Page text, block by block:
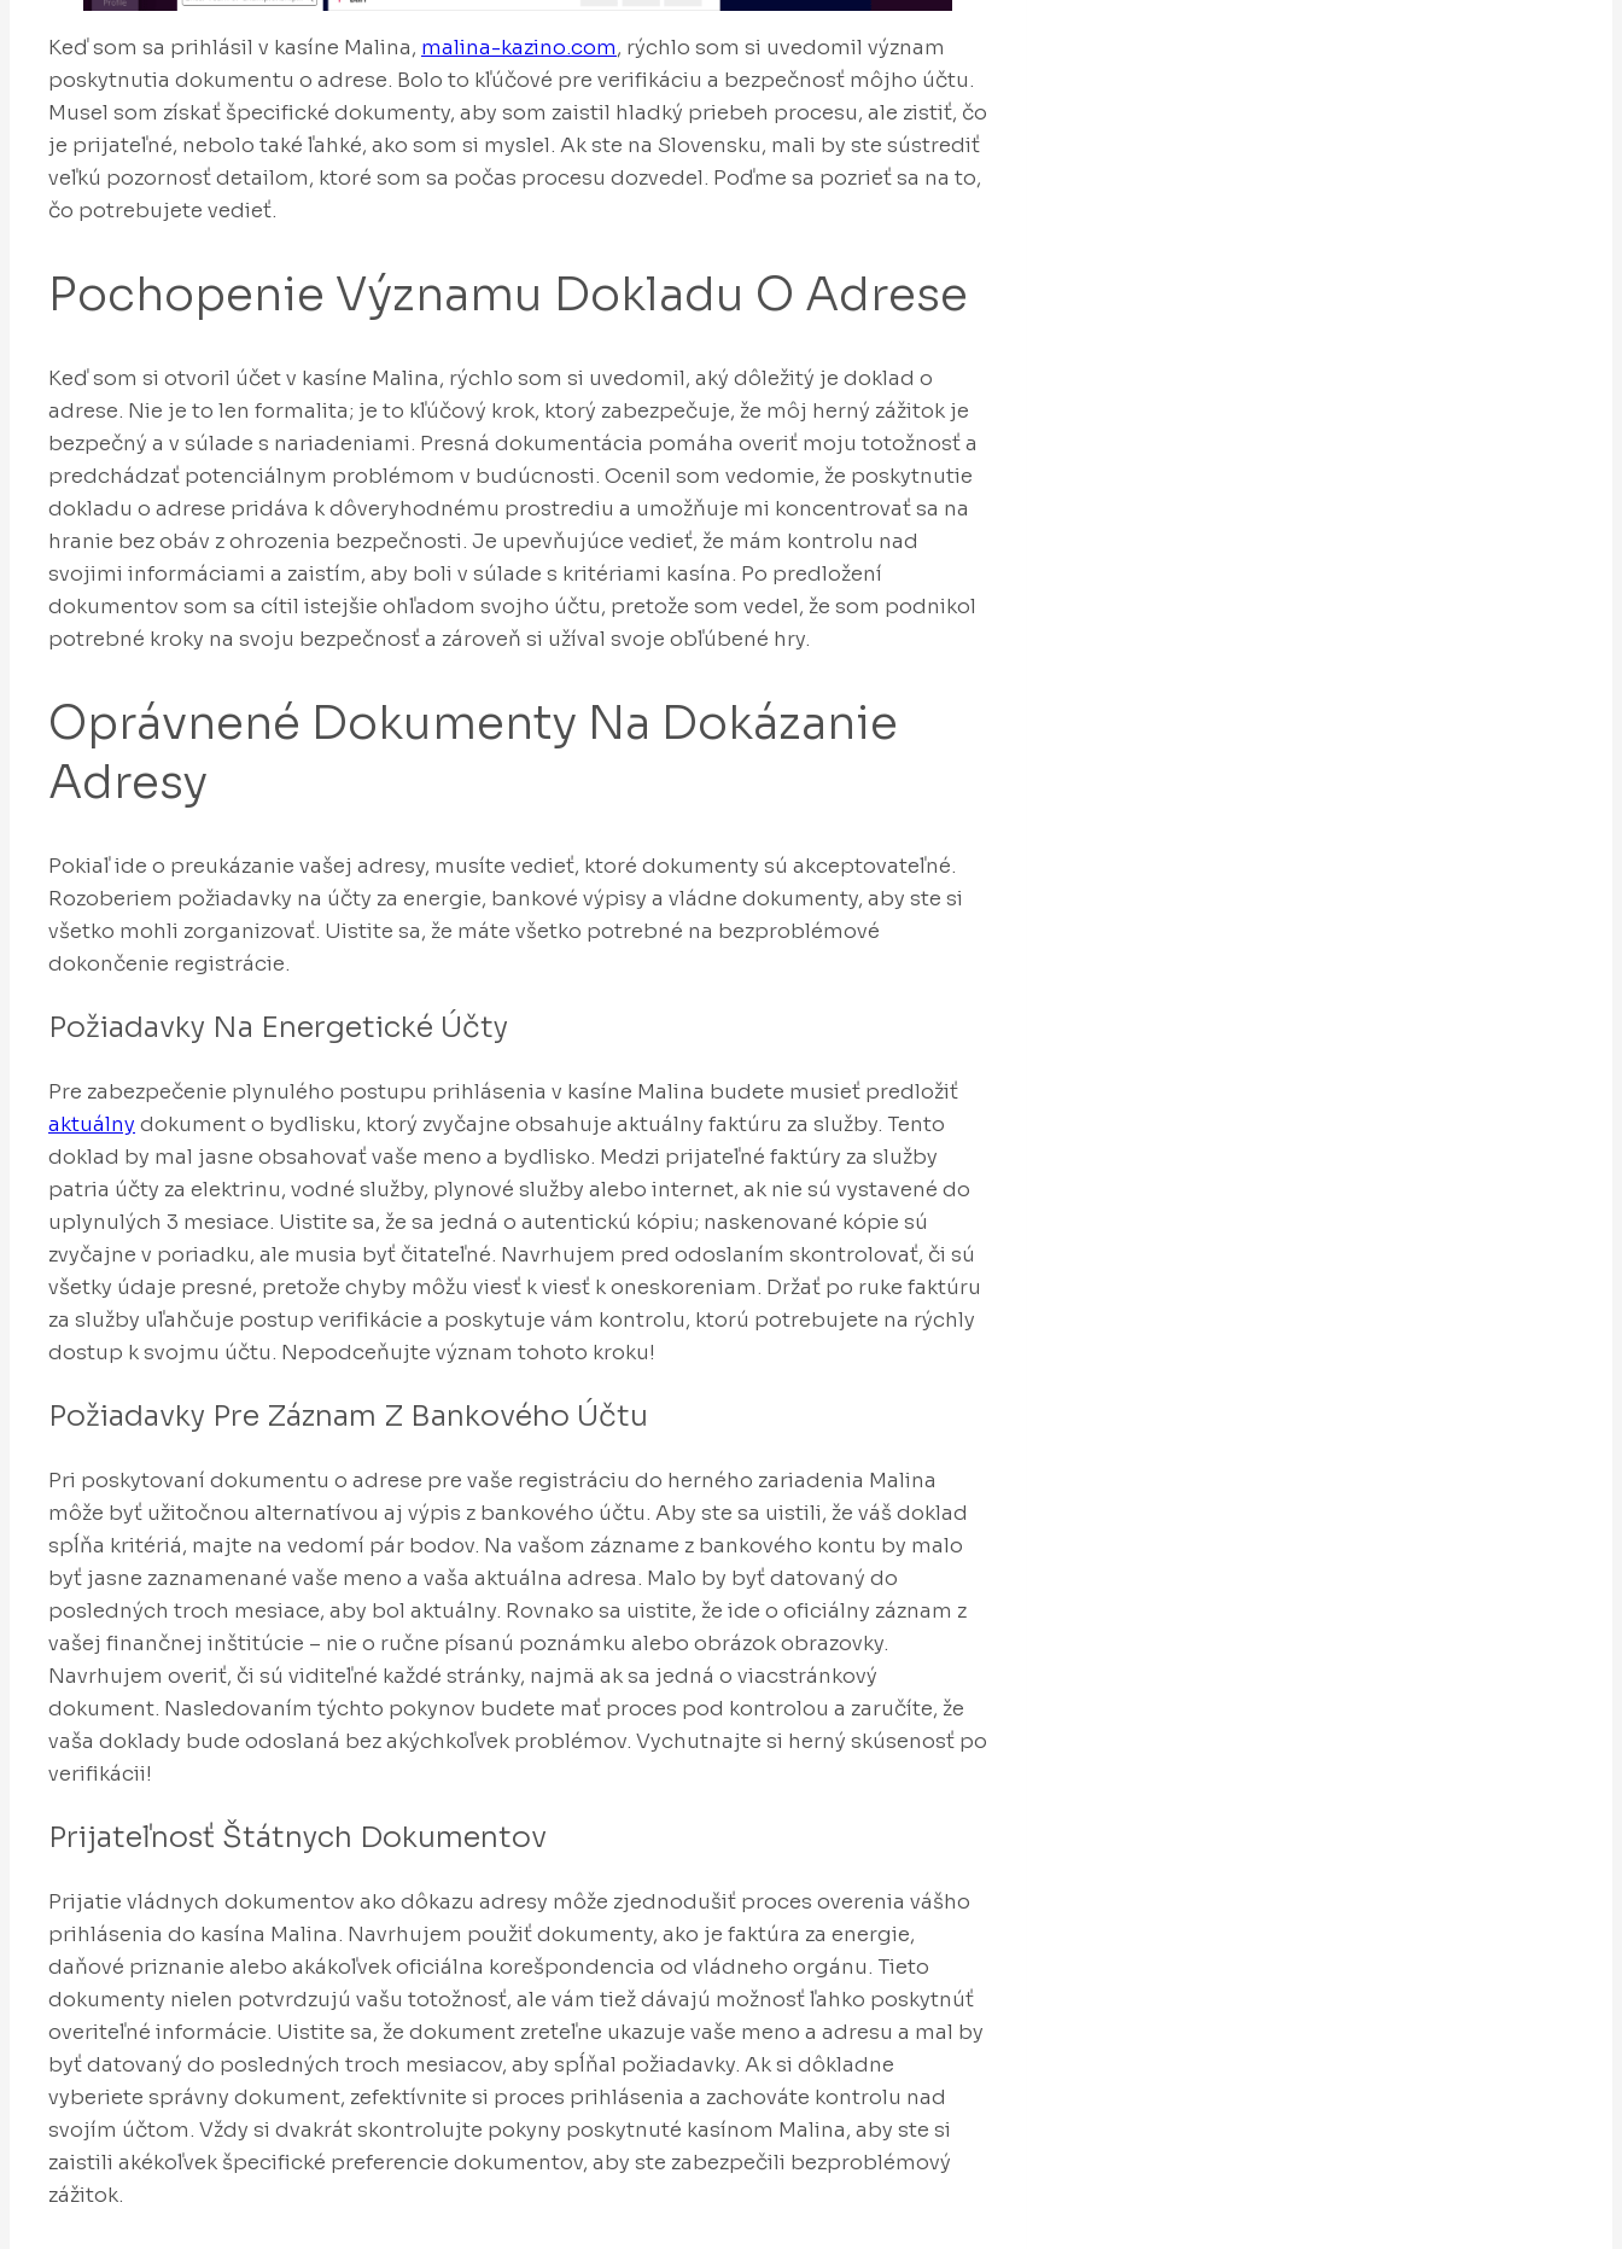
Keď som sa prihlásil v kasíne Malina, malina-kazino.com, rýchlo som si uvedomil význam
poskytnutia dokumentu o adrese. Bolo to kľúčové pre verifikáciu a bezpečnosť môjho účtu.
Musel som získať špecifické dokumenty, aby som zaistil hladký priebeh procesu, ale zistiť, čo
je prijateľné, nebolo také ľahké, ako som si myslel. Ak ste na Slovensku, mali by ste sústrediť
veľkú pozornosť detailom, ktoré som sa počas procesu dozvedel. Poďme sa pozrieť sa na to,
čo potrebujete vedieť.
Pochopenie Významu Dokladu O Adrese
Keď som si otvoril účet v kasíne Malina, rýchlo som si uvedomil, aký dôležitý je doklad o
adrese. Nie je to len formalita; je to kľúčový krok, ktorý zabezpečuje, že môj herný zážitok je
bezpečný a v súlade s nariadeniami. Presná dokumentácia pomáha overiť moju totožnosť a
predchádzať potenciálnym problémom v budúcnosti. Ocenil som vedomie, že poskytnutie
dokladu o adrese pridáva k dôveryhodnému prostrediu a umožňuje mi koncentrovať sa na
hranie bez obáv z ohrozenia bezpečnosti. Je upevňujúce vedieť, že mám kontrolu nad
svojimi informáciami a zaistím, aby boli v súlade s kritériami kasína. Po predložení
dokumentov som sa cítil istejšie ohľadom svojho účtu, pretože som vedel, že som podnikol
potrebné kroky na svoju bezpečnosť a zároveň si užíval svoje obľúbené hry.
Oprávnené Dokumenty Na Dokázanie
Adresy
Pokiaľ ide o preukázanie vašej adresy, musíte vedieť, ktoré dokumenty sú akceptovateľné.
Rozoberiem požiadavky na účty za energie, bankové výpisy a vládne dokumenty, aby ste si
všetko mohli zorganizovať. Uistite sa, že máte všetko potrebné na bezproblémové
dokončenie registrácie.
Požiadavky Na Energetické Účty
Pre zabezpečenie plynulého postupu prihlásenia v kasíne Malina budete musieť predložiť
aktuálny dokument o bydlisku, ktorý zvyčajne obsahuje aktuálny faktúru za služby. Tento
doklad by mal jasne obsahovať vaše meno a bydlisko. Medzi prijateľné faktúry za služby
patria účty za elektrinu, vodné služby, plynové služby alebo internet, ak nie sú vystavené do
uplynulých 3 mesiace. Uistite sa, že sa jedná o autentickú kópiu; naskenované kópie sú
zvyčajne v poriadku, ale musia byť čitateľné. Navrhujem pred odoslaním skontrolovať, či sú
všetky údaje presné, pretože chyby môžu viesť k viesť k oneskoreniam. Držať po ruke faktúru
za služby uľahčuje postup verifikácie a poskytuje vám kontrolu, ktorú potrebujete na rýchly
dostup k svojmu účtu. Nepodceňujte význam tohoto kroku!
Požiadavky Pre Záznam Z Bankového Účtu
Pri poskytovaní dokumentu o adrese pre vaše registráciu do herného zariadenia Malina
môže byť užitočnou alternatívou aj výpis z bankového účtu. Aby ste sa uistili, že váš doklad
spĺňa kritériá, majte na vedomí pár bodov. Na vašom zázname z bankového kontu by malo
byť jasne zaznamenané vaše meno a vaša aktuálna adresa. Malo by byť datovaný do
posledných troch mesiace, aby bol aktuálny. Rovnako sa uistite, že ide o oficiálny záznam z
vašej finančnej inštitúcie – nie o ručne písanú poznámku alebo obrázok obrazovky.
Navrhujem overiť, či sú viditeľné každé stránky, najmä ak sa jedná o viacstránkový
dokument. Nasledovaním týchto pokynov budete mať proces pod kontrolou a zaručíte, že
vaša doklady bude odoslaná bez akýchkoľvek problémov. Vychutnajte si herný skúsenosť po
verifikácii!
Prijateľnosť Štátnych Dokumentov
Prijatie vládnych dokumentov ako dôkazu adresy môže zjednodušiť proces overenia vášho
prihlásenia do kasína Malina. Navrhujem použiť dokumenty, ako je faktúra za energie,
daňové priznanie alebo akákoľvek oficiálna korešpondencia od vládneho orgánu. Tieto
dokumenty nielen potvrdzujú vašu totožnosť, ale vám tiež dávajú možnosť ľahko poskytnúť
overiteľné informácie. Uistite sa, že dokument zreteľne ukazuje vaše meno a adresu a mal by
byť datovaný do posledných troch mesiacov, aby spĺňal požiadavky. Ak si dôkladne
vyberiete správny dokument, zefektívnite si proces prihlásenia a zachováte kontrolu nad
svojím účtom. Vždy si dvakrát skontrolujte pokyny poskytnuté kasínom Malina, aby ste si
zaistili akékoľvek špecifické preferencie dokumentov, aby ste zabezpečili bezproblémový
zážitok.